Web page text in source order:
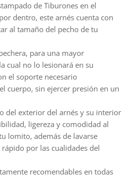
de Tiburones en el
dentro, este arnés cuenta con
al tamaño del pecho de tu
para una mayor
cual no lo lesionará en su
el soporte necesario
cuerpo, sin ejercer presión en un
del exterior del arnés y su interior
ligereza y comodidad al
lomito, además de lavarse
por las cualidades del
recomendables en todas